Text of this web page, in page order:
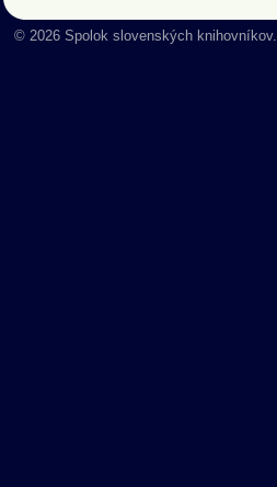
© 2026 Spolok slovenských knihovníkov.